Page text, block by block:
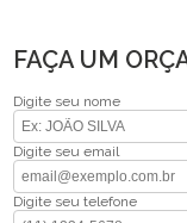
FAÇA UM
Digite seu nome
Digite seu email
Digite seu telefone